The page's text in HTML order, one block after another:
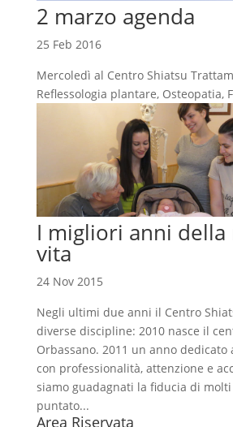
2 marzo agenda
25 Feb 2016
Mercoledì al Centro Shiatsu
Reflessologia plantare, Osteopatia,
I migliori anni della
vita
24 Nov 2015
Negli ultimi due anni il Centro
diverse discipline: 2010 nasce il
Orbassano. 2011 un anno dedicato
con professionalità, attenzione e
siamo guadagnati la fiducia di
puntato...
Area Riservata